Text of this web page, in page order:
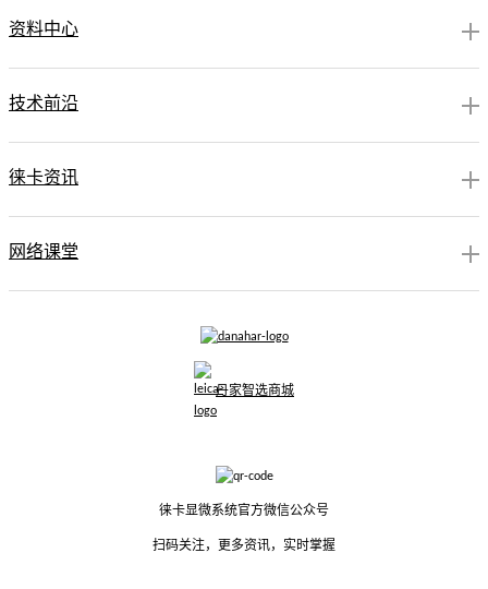
资料中心
技术前沿
徕卡资讯
网络课堂
丹家智选商城
徕卡显微系统官方微信公众号
扫码关注，更多资讯，实时掌握